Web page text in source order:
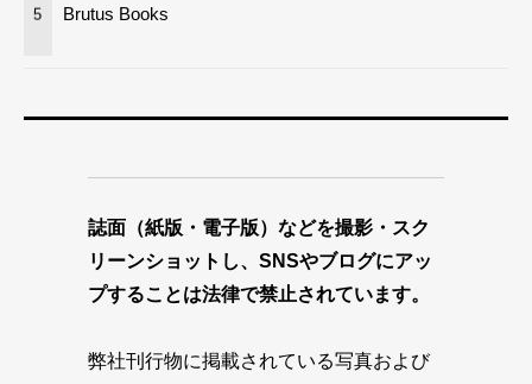
5 Brutus Books
誌面（紙版・電子版）などを撮影・スク
リーンショットし、SNSやブログにアッ
プすることは法律で禁止されています。
弊社刊行物に掲載されている写真および